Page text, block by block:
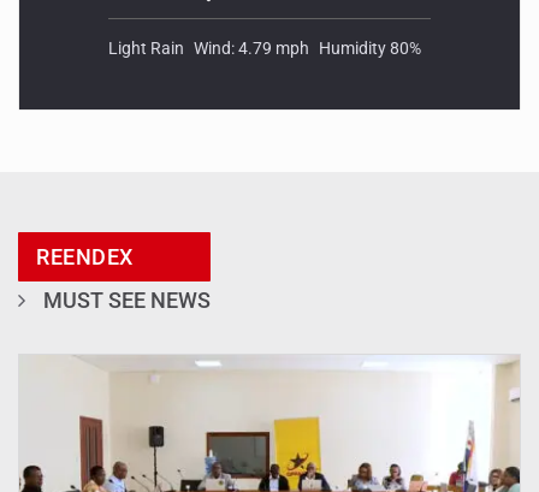
Light Rain Wind: 4.79 mph Humidity 80%
REENDEX
MUST SEE NEWS